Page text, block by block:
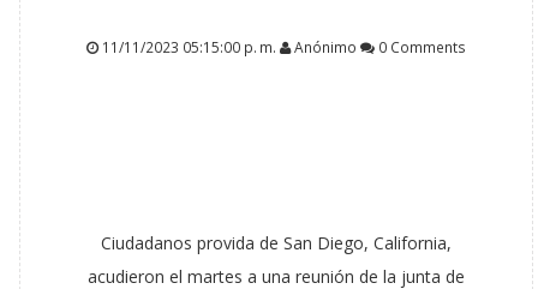
11/11/2023 05:15:00 p. m. Anónimo 0 Comments
Ciudadanos provida de San Diego, California,
acudieron el martes a una reunión de la junta de